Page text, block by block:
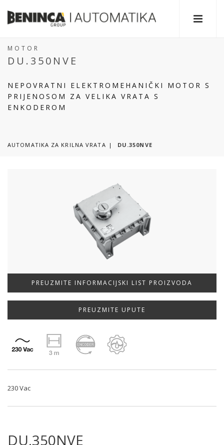
MOTOR
DU.350NVE
NEPOVRATNI ELEKTROMEHANIČKI MOTOR S
PRIJENOSOM ZA VELIKA VRATA S
ENKODEROM
AUTOMATIKA ZA KRILNA VRATA DU.350NVE
PREUZMITE INFORMACIJSKI LIST PROIZVODA
PREUZMITE UPUTE
230 Vac
DU.350NVE